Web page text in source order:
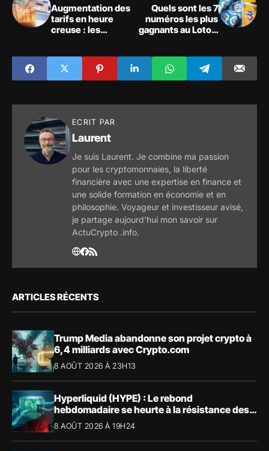
Augmentation des
tarifs en heure
creuse : les
Quels sont les 7
numéros les plus
gagnants au Loto ?
ECRIT PAR
Laurent
Je suis Laurent. Je combine ma passion
pour les cryptomonnaies, la liberté
financière avec une expertise en finance et
une solide formation en économie et en
philosophie. Voyageur et investisseur avisé,
je partage aujourd'hui mon savoir sur
ActuCrypto .info.
ARTICLES RÉCENTS
Trump Media abandonne son projet crypto à
6,4 milliards avec Crypto.com
8 AOÛT 2026 À 23H13
Hyperliquid (HYPE) : Le rebond
hebdomadaire se heurte à la résistance des
57,90 $
8 AOÛT 2026 À 19H24